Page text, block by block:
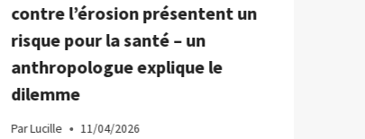
contre l’érosion présentent un
risque pour la santé – un
anthropologue explique le
dilemme
ParLucille 11/04/2026